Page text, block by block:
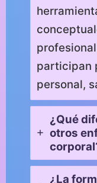
participan
personal,
¿Qué
otros
¿La